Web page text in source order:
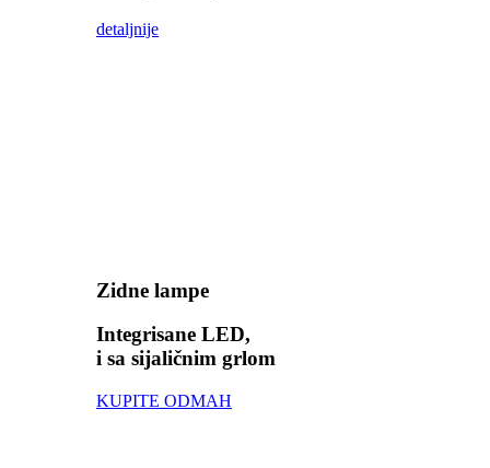
detaljnije
Zidne lampe
Integrisane LED,
i sa sijaličnim grlom
KUPITE ODMAH